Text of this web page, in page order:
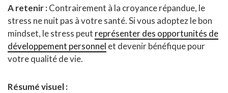
A retenir :Contrairement à la croyance répandue, le
stress ne nuit pas à votre santé. Si vous adoptez le bon
mindset, le stress peut représenter des opportunités de
développement personnel et devenir bénéfique pour
votre qualité de vie.
Résumé visuel :